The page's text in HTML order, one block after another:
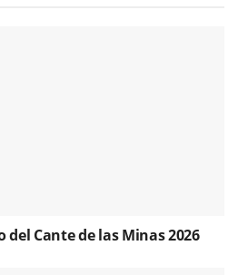
del Cante de las Minas 2026